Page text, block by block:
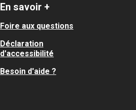
En savoir +
Foire aux questions
Déclaration
d'accessibilité
Besoin d'aide ?